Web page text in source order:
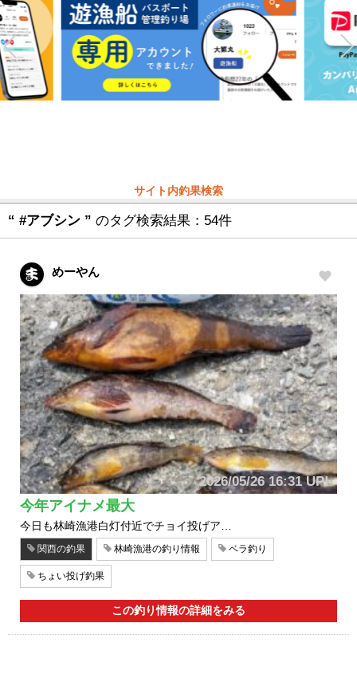
サイト内釣果検索
“ #アブシン ” のタグ検索結果：54件
めーやん
2026/05/26 16:31 UP!
今年アイナメ最大
今日も林崎漁港白灯付近でチョイ投げア…
関西の釣果 林崎漁港の釣り情報 ベラ釣り
ちょい投げ釣果
この釣り情報の詳細をみる